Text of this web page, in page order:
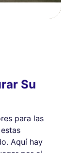
Su
para las
Aquí hay